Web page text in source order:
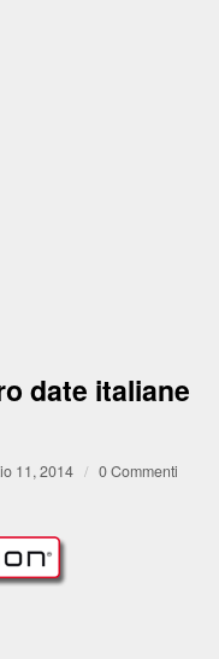
date italiane
11, 2014 / 0 Commenti